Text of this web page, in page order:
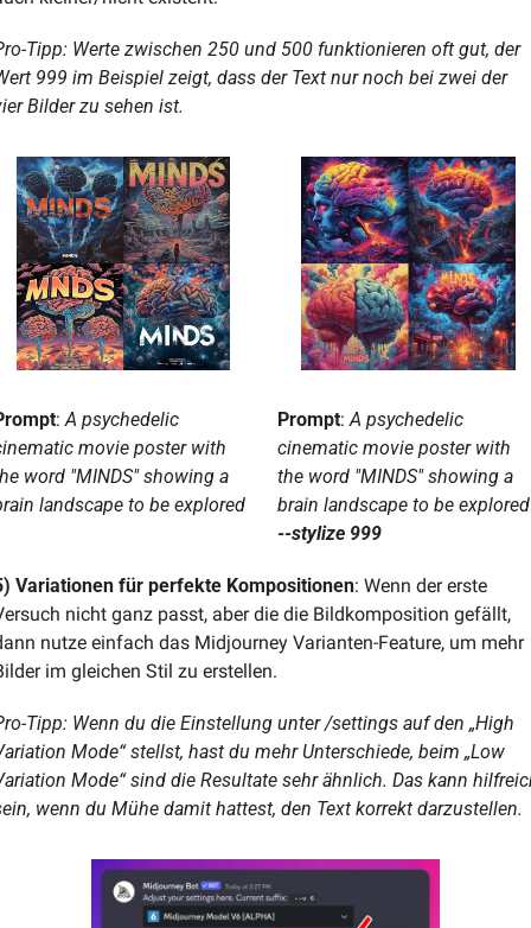
Tipp: Werte zwischen 250 und 500 funktionieren oft gut, der
999 im Beispiel zeigt, dass der Text nur noch bei zwei der
Bilder zu sehen ist.
: A psychedelic
movie poster with
word "MINDS" showing a
landscape to be explored
Prompt: A psychedelic
cinematic movie poster with
the word "MINDS" showing a
--stylize 999
Variationen für perfekte Kompositionen: Wenn der erste
nicht ganz passt, aber die die Bildkomposition gefällt,
nutze einfach das Midjourney Varianten-Feature, um mehr
im gleichen Stil zu erstellen.
Tipp: Wenn du die Einstellung unter /settings auf den „High
Mode“ stellst, hast du mehr Unterschiede, beim „Low
Mode“ sind die Resultate sehr ähnlich. Das kann
wenn du Mühe damit hattest, den Text korrekt darzustellen.